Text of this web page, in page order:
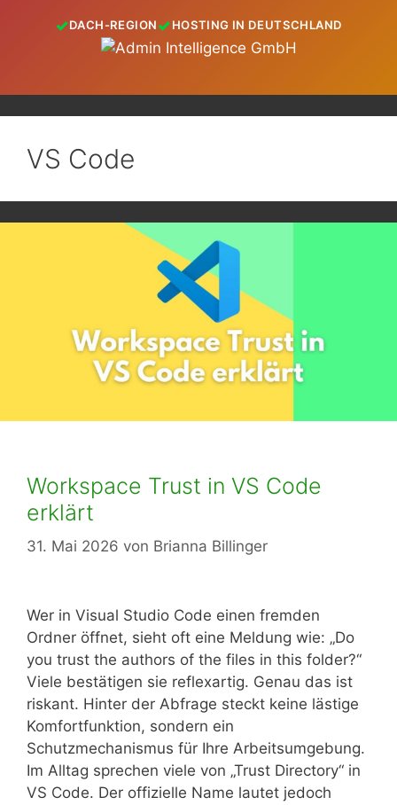
DACH-REGION HOSTING IN DEUTSCHLAND
VS Code
Workspace Trust in VS Code
erklärt
31. Mai 2026 von Brianna Billinger
Wer in Visual Studio Code einen fremden
Ordner öffnet, sieht oft eine Meldung wie: „Do
you trust the authors of the files in this folder?“
Viele bestätigen sie reflexartig. Genau das ist
riskant. Hinter der Abfrage steckt keine lästige
Komfortfunktion, sondern ein
Schutzmechanismus für Ihre Arbeitsumgebung.
Im Alltag sprechen viele von „Trust Directory“ in
VS Code. Der offizielle Name lautet jedoch